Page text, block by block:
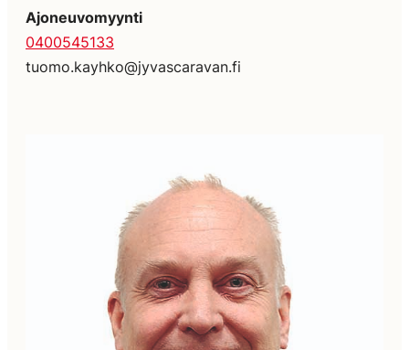
Ajoneuvomyynti
0400545133
tuomo.kayhko@jyvascaravan.fi